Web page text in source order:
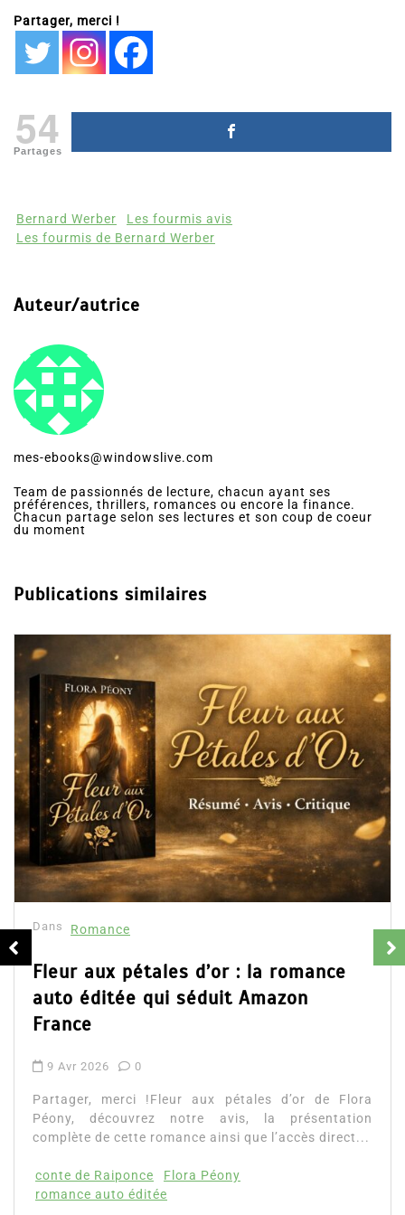
Partager, merci !
54
Partages
Bernard Werber
Les fourmis avis
Les fourmis de Bernard Werber
Auteur/autrice
mes-ebooks@windowslive.com
Team de passionnés de lecture, chacun ayant ses
préférences, thrillers, romances ou encore la finance.
Chacun partage selon ses lectures et son coup de coeur
du moment
Publications similaires
pétales d’or : la romance
qui séduit Amazon
0
merci !Fleur aux pétales d’or de Flora
notre avis, la présentation
de cette romance ainsi que l’accès direct...
Raiponce
Flora Péony
auto éditée
Dans